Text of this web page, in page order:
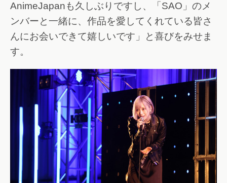
AnimeJapanも久しぶりですし、「SAO」のメ
ンバーと一緒に、作品を愛してくれている皆さ
んにお会いできて嬉しいです」と喜びをみせま
す。